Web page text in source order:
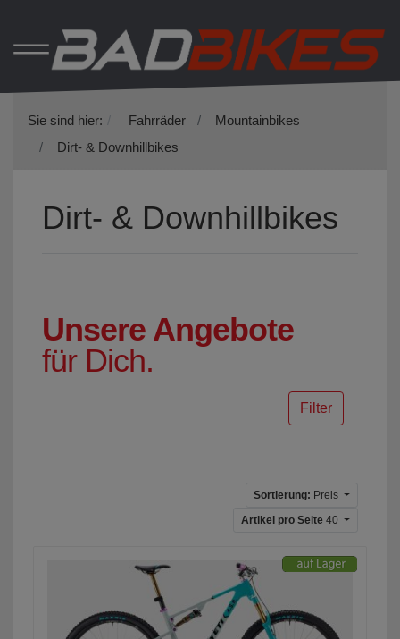
Sie sind hier: Fahrräder
Mountainbikes
Dirt- & Downhillbikes
Dirt- & Downhillbikes
Unsere Angebote
für Dich.
Filter
Sortierung: Preis
Artikel pro Seite 40